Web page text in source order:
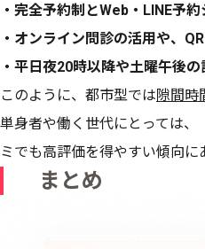
・完全予約制とWeb・LINE予
・オンライン問診の活用や、
・平日夜20時以降や土曜午後
このように、都市型では隙間時
単身者や働く世代にとっては
ミでも高評価を得やすい傾向に
まとめ